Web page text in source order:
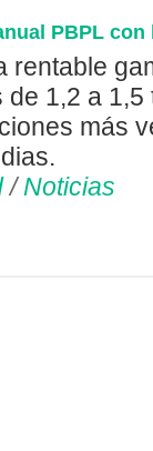
PBPL
rentable
1,2 a 1,5
más
/ Noticias